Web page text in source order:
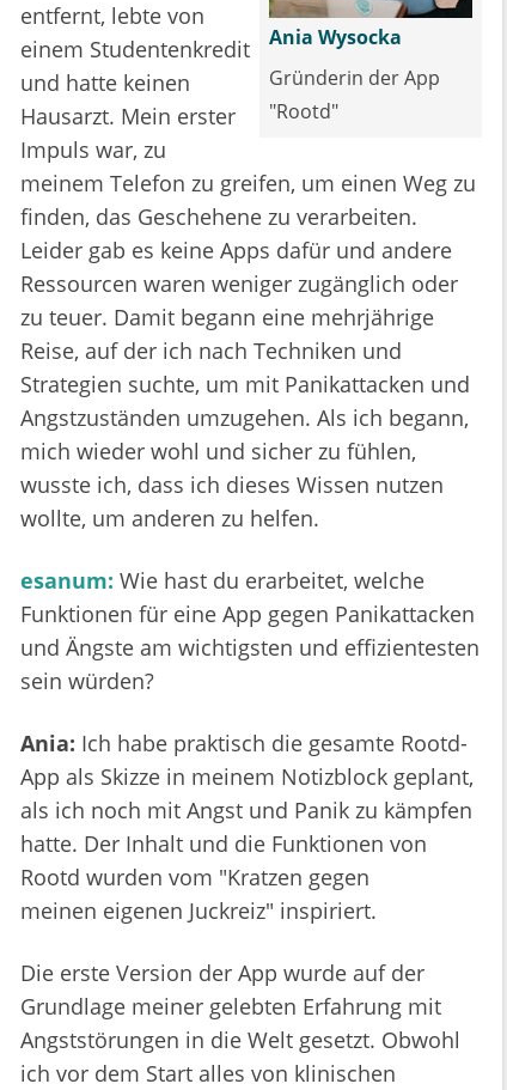
Ania Wysocka
Gründerin der App
"Rootd"
entfernt, lebte von
einem Studentenkredit
und hatte keinen
Hausarzt. Mein erster
Impuls war, zu
meinem Telefon zu greifen, um einen Weg zu
finden, das Geschehene zu verarbeiten.
Leider gab es keine Apps dafür und andere
Ressourcen waren weniger zugänglich oder
zu teuer. Damit begann eine mehrjährige
Reise, auf der ich nach Techniken und
Strategien suchte, um mit Panikattacken und
Angstzuständen umzugehen. Als ich begann,
mich wieder wohl und sicher zu fühlen,
wusste ich, dass ich dieses Wissen nutzen
wollte, um anderen zu helfen.
esanum: Wie hast du erarbeitet, welche
Funktionen für eine App gegen Panikattacken
und Ängste am wichtigsten und effizientesten
sein würden?
Ania: Ich habe praktisch die gesamte Rootd-
App als Skizze in meinem Notizblock geplant,
als ich noch mit Angst und Panik zu kämpfen
hatte. Der Inhalt und die Funktionen von
Rootd wurden vom "Kratzen gegen
meinen eigenen Juckreiz" inspiriert.
Die erste Version der App wurde auf der
Grundlage meiner gelebten Erfahrung mit
Angststörungen in die Welt gesetzt. Obwohl
ich vor dem Start alles von klinischen